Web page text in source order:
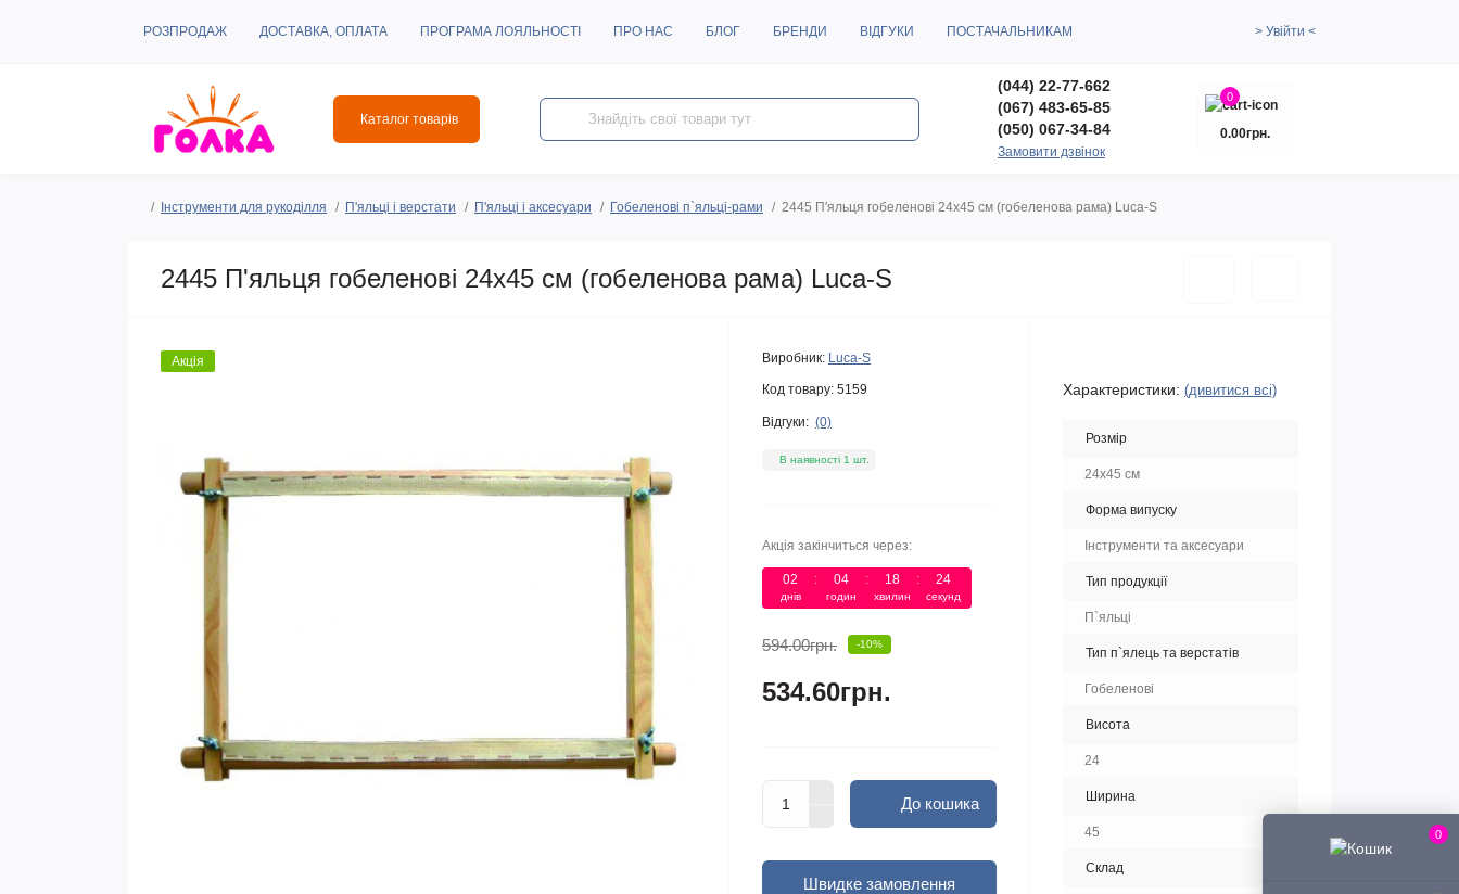
0
РОЗПРОДАЖ ДОСТАВКА, ОПЛАТА ПРОГРАМА ЛОЯЛЬНОСТІ ПРО НАС БЛОГ БРЕНДИ ВІДГУКИ ПОСТАЧАЛЬНИКАМ > Увійти <
Каталог товарів
(044) 22-77-662
(067) 483-65-85
(050) 067-34-84
Замовити дзвінок
0
0.00грн.
Інструменти для рукоділля П'яльці і верстати П'яльці і аксесуари Гобеленові п`яльці-рами 2445 П'яльця гобеленові 24х45 см (гобеленова рама) Luca-S
2445 П'яльця гобеленові 24х45 см (гобеленова рама) Luca-S
Акція Виробник: Luca-S
Код товару: 5159
Відгуки: (0)
В наявності 1 шт.
Акція закінчиться через:
02
днів
: 04
годин
: 18
хвилин
: 24
секунд
594.00грн. -10%
534.60грн.
До кошика
Швидке замовлення
Характеристики: (дивитися всі)
Розмір
24х45 см
Форма випуску
Інструменти та аксесуари
Тип продукції
П`яльці
Тип п`ялець та верстатів
Гобеленові
Висота
24
Ширина
45
Склад